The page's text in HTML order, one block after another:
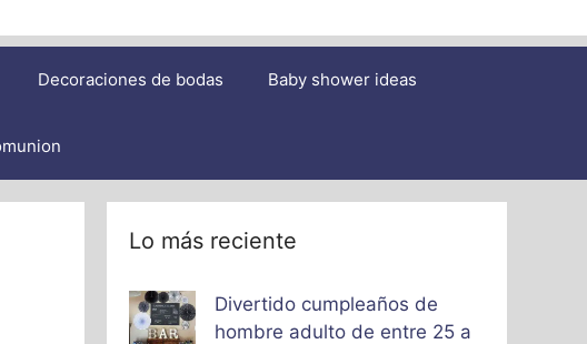
Decoraciones de bodas Baby shower ideas
Lo más reciente
Divertido cumpleaños de
hombre adulto de entre 25 a